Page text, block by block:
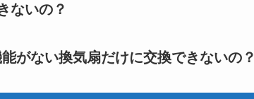
ないの？
がない換気扇だけに交換できないの？